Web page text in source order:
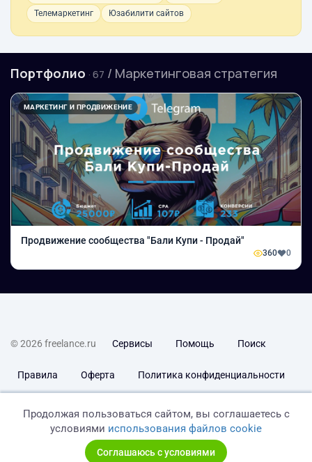
Телемаркетинг
Юзабилити сайтов
Портфолио · 67 / Маркетинговая стратегия
МАРКЕТИНГ И ПРОДВИЖЕНИЕ
Продвижение сообщества "Бали Купи - Продай"
360 0
© 2026 freelance.ru Сервисы Помощь Поиск
Правила Оферта Политика конфиденциальности
Продолжая пользоваться сайтом, вы соглашаетесь с
условиями использования файлов cookie
Соглашаюсь с условиями